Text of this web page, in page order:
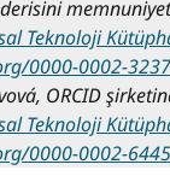
Teknoloji
0000-0002-
ORCID
Teknoloji
0000-0002-